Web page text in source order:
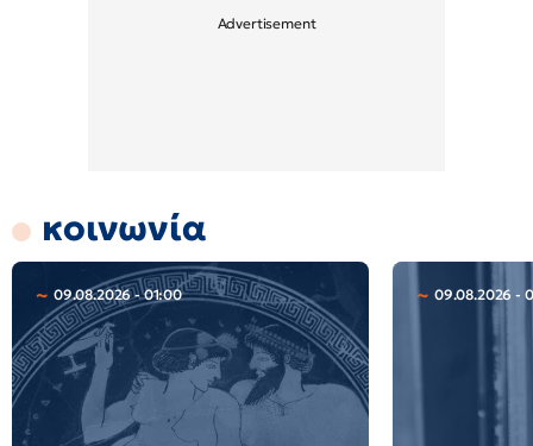
κοινωνία
09.08.2026 - 01:00 09.08.2026 -